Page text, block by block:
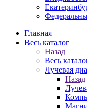
Главная
Весь каталог
Назад
Весь
Лучевая
Назад